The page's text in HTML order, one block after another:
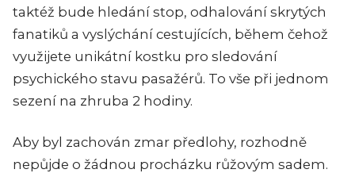
taktéž bude hledání stop, odhalování skrytých
fanatiků a vyslýchání cestujících, během čehož
využijete unikátní kostku pro sledování
psychického stavu pasažérů. To vše při jednom
sezení na zhruba 2 hodiny.
Aby byl zachován zmar předlohy, rozhodně
nepůjde o žádnou procházku růžovým sadem.